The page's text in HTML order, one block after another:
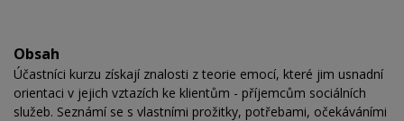
Obsah
Účastníci kurzu získají znalosti z teorie emocí, které jim usnadní
orientaci v jejich vztazích ke klientům - příjemcům sociálních
služeb. Seznámí se s vlastními prožitky, potřebami, očekáváními